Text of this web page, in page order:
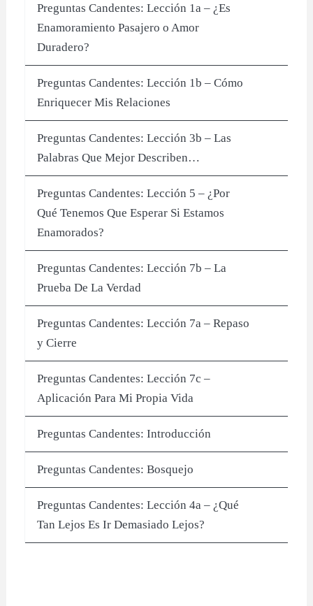
Preguntas Candentes: Lección 1a – ¿Es
Enamoramiento Pasajero o Amor
Duradero?
Preguntas Candentes: Lección 1b – Cómo
Enriquecer Mis Relaciones
Preguntas Candentes: Lección 3b – Las
Palabras Que Mejor Describen…
Preguntas Candentes: Lección 5 – ¿Por
Qué Tenemos Que Esperar Si Estamos
Enamorados?
Preguntas Candentes: Lección 7b – La
Prueba De La Verdad
Preguntas Candentes: Lección 7a – Repaso
y Cierre
Preguntas Candentes: Lección 7c –
Aplicación Para Mi Propia Vida
Preguntas Candentes: Introducción
Preguntas Candentes: Bosquejo
Preguntas Candentes: Lección 4a – ¿Qué
Tan Lejos Es Ir Demasiado Lejos?